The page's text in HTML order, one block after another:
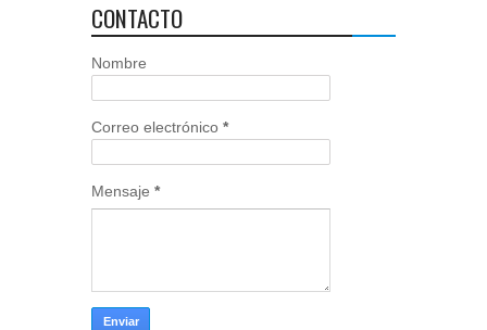
CONTACTO
Nombre
Correo electrónico *
Mensaje *